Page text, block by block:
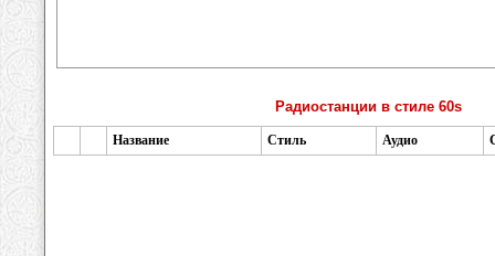
Радиостанции в стиле 60s
Название Стиль Аудио